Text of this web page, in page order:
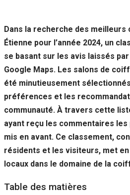
Dans la recherche des meilleurs
Étienne pour l’année 2024, un
se basant sur les avis laissés
Google Maps. Les salons de
été minutieusement
préférences et les
communauté. À travers cette
ayant reçu les commentaires
mis en avant. Ce classement,
résidents et les visiteurs, met
locaux dans le domaine de la
Table des matières
aussi bien que
possible lors
de votre visite.
Si vous
refusez ces
cookies,
fonctionnalités
disparaîtront
du site Web.
Marketing
En partageant
comportement